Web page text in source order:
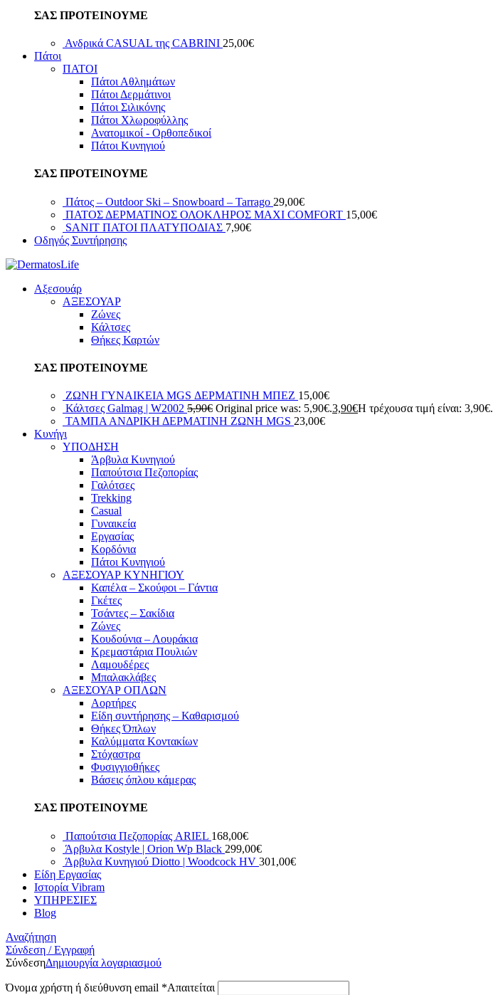
ΣΑΣ ΠΡΟΤΕΙΝΟΥΜΕ
Ανδρικά CASUAL της CABRINI 25,00€
Πάτοι
ΠΑΤΟΙ
Πάτοι Αθλημάτων
Πάτοι Δερμάτινοι
Πάτοι Σιλικόνης
Πάτοι Χλωροφύλλης
Ανατομικοί - Ορθοπεδικοί
Πάτοι Κυνηγιού
ΣΑΣ ΠΡΟΤΕΙΝΟΥΜΕ
Πάτος – Outdoor Ski – Snowboard – Tarrago 29,00€
ΠΑΤΟΣ ΔΕΡΜΑΤΙΝΟΣ ΟΛΟΚΛΗΡΟΣ ΜΑΧΙ COMFORT 15,00€
SANIT ΠΑΤΟΙ ΠΛΑΤΥΠΟΔΙΑΣ 7,90€
Οδηγός Συντήρησης
Αξεσουάρ
ΑΞΕΣΟΥΑΡ
Ζώνες
Κάλτσες
Θήκες Καρτών
ΣΑΣ ΠΡΟΤΕΙΝΟΥΜΕ
ΖΩΝΗ ΓΥΝΑΙΚΕΙΑ MGS ΔΕΡΜΑΤΙΝΗ ΜΠΕΖ 15,00€
Κάλτσες Galmag | W2002 5,90€ Original price was: 5,90€.3,90€Η τρέχουσα τιμή είναι: 3,90€.
ΤΑΜΠΑ ΑΝΔΡΙΚΗ ΔΕΡΜΑΤΙΝΗ ΖΩΝΗ MGS 23,00€
Κυνήγι
ΥΠΟΔΗΣΗ
Άρβυλα Κυνηγιού
Παπούτσια Πεζοπορίας
Γαλότσες
Trekking
Casual
Γυναικεία
Εργασίας
Κορδόνια
Πάτοι Κυνηγιού
ΑΞΕΣΟΥΑΡ ΚΥΝΗΓΙΟΥ
Καπέλα – Σκούφοι – Γάντια
Γκέτες
Τσάντες – Σακίδια
Ζώνες
Κουδούνια – Λουράκια
Κρεμαστάρια Πουλιών
Λαμουδέρες
Μπαλακλάβες
ΑΞΕΣΟΥΑΡ ΟΠΛΩΝ
Αορτήρες
Είδη συντήρησης – Καθαρισμού
Θήκες Όπλων
Καλύμματα Κοντακίων
Στόχαστρα
Φυσιγγιοθήκες
Βάσεις όπλου κάμερας
ΣΑΣ ΠΡΟΤΕΙΝΟΥΜΕ
Παπούτσια Πεζοπορίας ARIEL 168,00€
Άρβυλα Kostyle | Orion Wp Black 299,00€
Άρβυλα Κυνηγιού Diotto | Woodcock HV 301,00€
Είδη Εργασίας
Ιστορία Vibram
ΥΠΗΡΕΣΙΕΣ
Blog
Αναζήτηση
Σύνδεση / Εγγραφή
ΣύνδεσηΔημιουργία λογαριασμού
Όνομα χρήστη ή διεύθυνση email *Απαιτείται